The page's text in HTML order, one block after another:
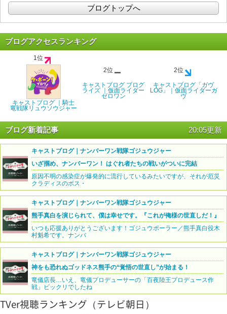
ブログトップへ
ブログアクセスランキング
1位
キャストブログ ｜騎士
竜戦隊リュウソウジャー
2位
キャストブログ ブログ
ライズ ｜仮面ライダー
ゼロワン
2位
キャストブログ「ガヴ
LOG」｜仮面ライダーガ
ヴ
ブログ新着記事 20:05更新
キャストブログ｜ナンバーワン戦隊ゴジュウジャー
いざ掴め、ナンバーワン！ はぐれ者たちの戦いがついに完結
原因不明の感染症が爆発的に流行しているみたいですが、それが厄災
クラディスのボス・
キャストブログ｜ナンバーワン戦隊ゴジュウジャー
熊手真白を演じられて、僕は幸せです。『これが俺様の世直しだ！』
いつも応援ありがとうございます！ゴジュウポーラー／熊手真白役木
村魁希です。ナンバ
キャストブログ｜ナンバーワン戦隊ゴジュウジャー
神をも恐れぬゴッドネス熊手の“覚悟の世直し”が始まる！
竜儀店長…いえ、竜儀プロデューサーの「百夜陸王プロデュース作
戦」ビックリでしたね
TVer視聴ランキング（テレビ朝日）